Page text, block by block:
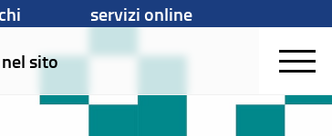
servizi online
sito